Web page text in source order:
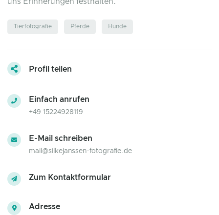
Tierfotografie Pferde Hunde
Profil teilen
Einfach anrufen
+49 15224928119
E-Mail schreiben
mail@silkejanssen-fotografie.de
Zum Kontaktformular
Adresse